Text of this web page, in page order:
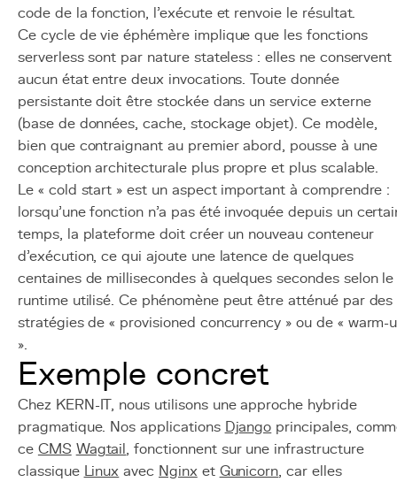
code de la fonction, l'exécute et renvoie le résultat.
Ce cycle de vie éphémère implique que les fonctions
serverless sont par nature stateless : elles ne conservent
aucun état entre deux invocations. Toute donnée
persistante doit être stockée dans un service externe
(base de données, cache, stockage objet). Ce modèle,
bien que contraignant au premier abord, pousse à une
conception architecturale plus propre et plus scalable.
Le « cold start » est un aspect important à comprendre :
lorsqu'une fonction n'a pas été invoquée depuis un
temps, la plateforme doit créer un nouveau conteneur
d'exécution, ce qui ajoute une latence de quelques
centaines de millisecondes à quelques secondes selon le
runtime utilisé. Ce phénomène peut être atténué par des
stratégies de « provisioned concurrency » ou de « warm-
».
Exemple concret
Chez KERN-IT, nous utilisons une approche hybride
pragmatique. Nos applications Django principales,
ce CMS Wagtail, fonctionnent sur une infrastructure
classique Linux avec Nginxet Gunicorn, car elles